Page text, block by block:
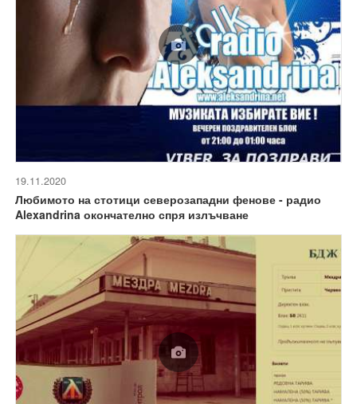
19.11.2020
Любимото на стотици северозападни фенове - радио
Alexandrina окончателно спря излъчване